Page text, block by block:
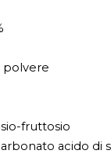
polvere
fruttosio
acido di